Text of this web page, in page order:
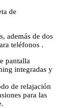
de
además de dos
teléfonos .
pantalla
integradas y
de relajación
para las